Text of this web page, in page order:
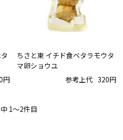
円
ちさと東 イチド食ベタラモウタ
マ卵ショウユ
参考上代 320円
1〜2件目